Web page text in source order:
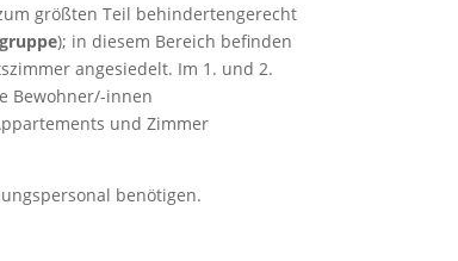
größten Teil behindertengerecht
); in diesem Bereich befinden
angesiedelt. Im 1. und 2.
Bewohner/-innen
und Zimmer
benötigen.